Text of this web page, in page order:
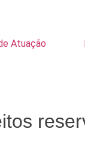
Atuação